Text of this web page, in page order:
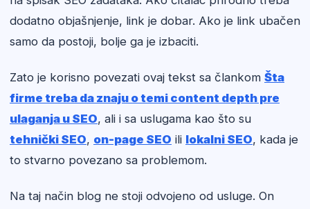
dodatno objašnjenje, link je dobar. Ako je link ubačen
samo da postoji, bolje ga je izbaciti.
Zato je korisno povezati ovaj tekst sa člankom Šta
firme treba da znaju o temi content depth pre
ulaganja u SEO, ali i sa uslugama kao što su
tehnički SEO, on-page SEO ili lokalni SEO, kada je
to stvarno povezano sa problemom.
Na taj način blog ne stoji odvojeno od usluge. On